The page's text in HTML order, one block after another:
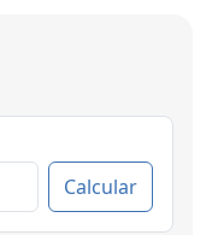
Calcular